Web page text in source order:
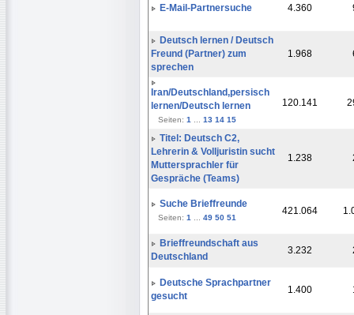
E-Mail-Partnersuche 4.360
Deutsch lernen / Deutsch
Freund (Partner) zum
sprechen
1.968
Iran/Deutschland,persisch
lernen/Deutsch lernen
Seiten: 1 13 14 15
120.141
Titel: Deutsch C2,
Lehrerin & Volljuristin sucht
Muttersprachler für
Gespräche (Teams)
1.238
Suche Brieffreunde
Seiten: 1 49 50 51
421.064
Brieffreundschaft aus
Deutschland
3.232
Deutsche Sprachpartner
gesucht
1.400